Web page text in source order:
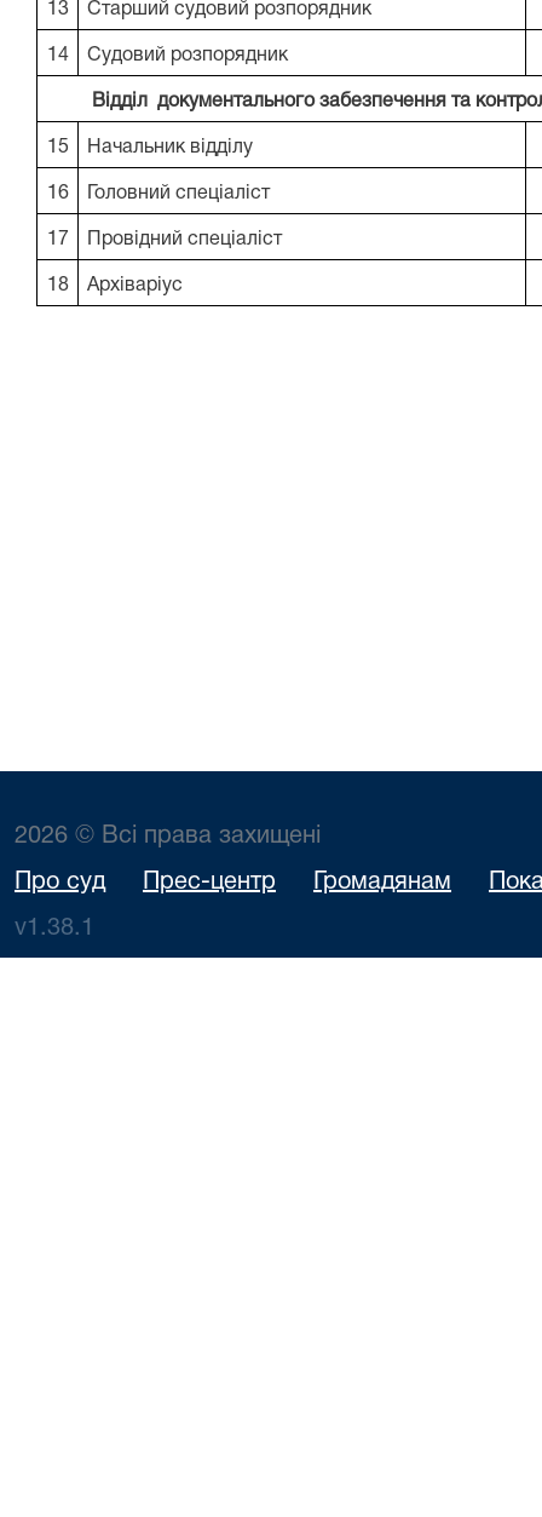
13 Старший судовий розпорядник
14 Судовий розпорядник
Відділ документального забезпечення та
15 Начальник відділу
16 Головний спеціаліст
17 Провідний спеціаліст
18 Архіваріус
2026 © Всі права захищені
Про суд Прес-центр Громадянам
v1.38.1